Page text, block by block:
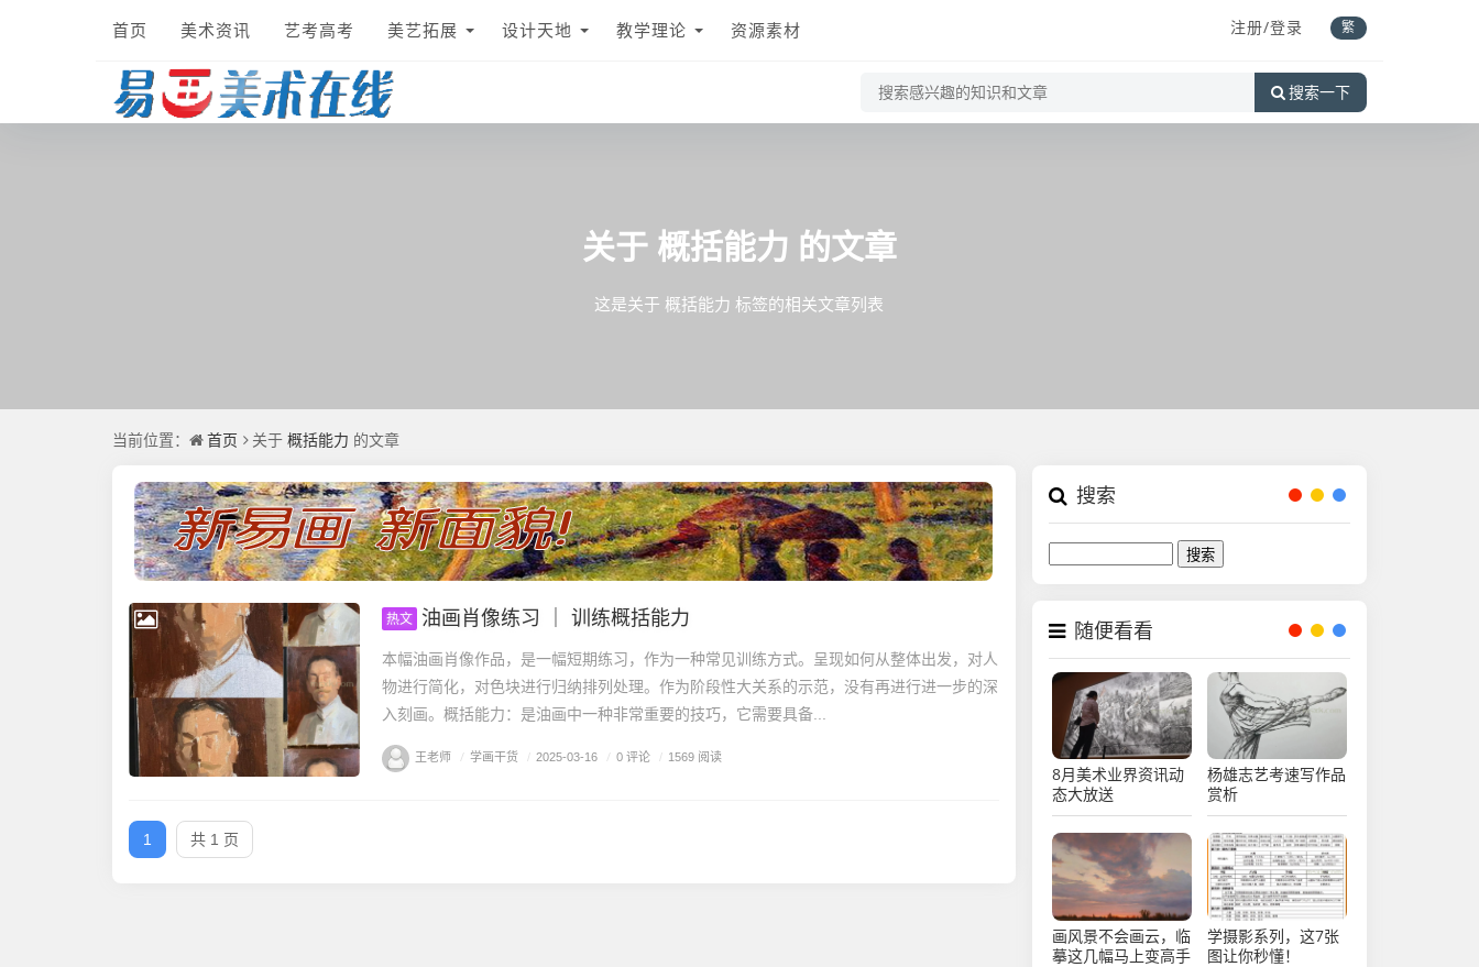
首页 美术资讯 艺考高考 美艺拓展 设计天地 教学理论 资源素材 注册/登录 繁
搜索一下
关于 概括能力 的文章
这是关于 概括能力 标签的相关文章列表
当前位置： 首页 关于 概括能力 的文章
热文 油画肖像练习 ｜ 训练概括能力
本幅油画肖像作品，是一幅短期练习，作为一种常见训练方式。呈现如何从整体出发，对人
物进行简化，对色块进行归纳排列处理。作为阶段性大关系的示范，没有再进行进一步的深
入刻画。概括能力：是油画中一种非常重要的技巧，它需要具备...
王老师 / 学画干货 / 2025-03-16 / 0 评论 / 1569 阅读
1 共 1 页
搜索
随便看看
8月美术业界资讯动
态大放送
杨雄志艺考速写作品
赏析
画风景不会画云，临
摹这几幅马上变高手
学摄影系列，这7张
图让你秒懂！